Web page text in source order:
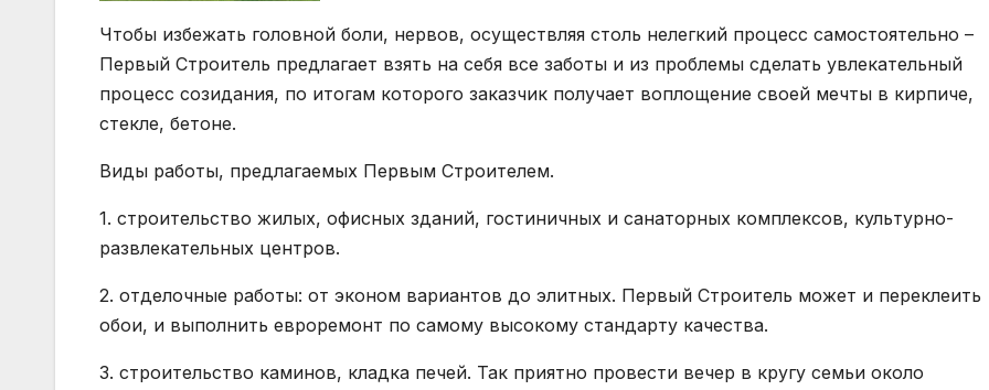
Чтобы избежать головной боли, нервов, осуществляя столь нелегкий процесс самостоятельно –
Первый Строитель предлагает взять на себя все заботы и из проблемы сделать увлекательный
процесс созидания, по итогам которого заказчик получает воплощение своей мечты в кирпиче,
стекле, бетоне.
Виды работы, предлагаемых Первым Строителем.
1. строительство жилых, офисных зданий, гостиничных и санаторных комплексов, культурно-
развлекательных центров.
2. отделочные работы: от эконом вариантов до элитных. Первый Строитель может и переклеить
обои, и выполнить евроремонт по самому высокому стандарту качества.
3. строительство каминов, кладка печей. Так приятно провести вечер в кругу семьи около